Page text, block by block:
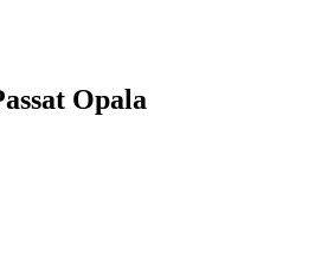
Opala